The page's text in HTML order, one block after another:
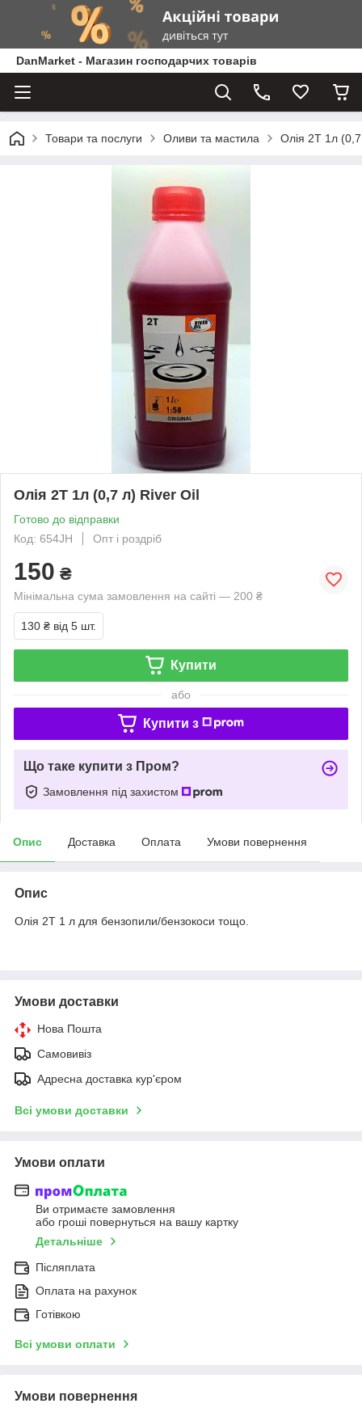
DanMarket - Магазин господарчих товарів
Товари та послуги Оливи та мастила Олія 2Т 1л
Олія 2Т 1л (0,7 л) River Oil
Готово до відправки
Код: 654JH
Опт і роздріб
150 ₴
Мінімальна сума замовлення на сайті — 200 ₴
130 ₴ від 5 шт.
Купити
або
Купити з
Що таке купити з Пром?
Замовлення під захистом
Опис Доставка Оплата Умови повернення
Опис
Олія 2Т 1 л для бензопили/бензокоси тощо.
Умови доставки
Нова Пошта
Самовивіз
Адресна доставка кур'єром
Всі умови доставки
Умови оплати
Ви отримаєте замовлення
або гроші повернуться на вашу картку
Детальніше
Післяплата
Оплата на рахунок
Готівкою
Всі умови оплати
Умови повернення